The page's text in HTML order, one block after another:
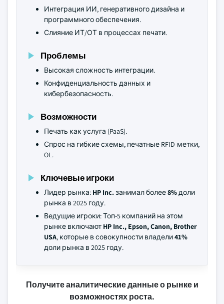
Интеграция ИИ, генеративного дизайна и
программного обеспечения.
Слияние ИТ/ОТ в процессах печати.
Проблемы
Высокая сложность интеграции.
Конфиденциальность данных и
кибербезопасность.
Возможности
Печать как услуга (PaaS).
Спрос на гибкие схемы, печатные RFID-метки,
OL.
Ключевые игроки
Лидер рынка: HP Inc.занимал более8%доли
рынка в 2025 году.
Ведущие игроки: Топ-5 компаний на этом
рынке включают HP Inc., Epson, Canon, Brother
USA, которые в совокупности владели41%
доли рынка в 2025 году.
Получите аналитические данные о рынке и
возможностях роста.